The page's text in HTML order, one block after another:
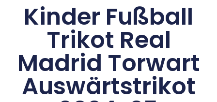
Kinder Fußball
Trikot Real
Madrid Torwart
Auswärtstrikot